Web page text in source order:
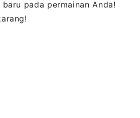
pada permainan Anda!